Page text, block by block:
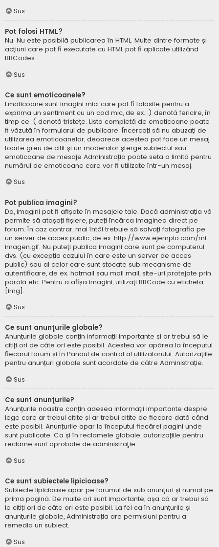
Sus
Pot folosi HTML?
Nu. Nu este posibilă publicarea în HTML. Multe dintre formate și
acțiuni care pot fi executate cu HTML pot fi aplicate utilizând
BBCodes.
Sus
Ce sunt emoticoanele?
Emoticoane sunt imagini mici care pot fi folosite pentru a
exprima un sentiment cu un cod mic, de ex. :) denotă fericire, în
timp ce :( denotă tristețe. Lista completă de emoticoane poate
fi văzută în formularul de publicare. Încercați să nu abuzați de
utilizarea emoticoanelor, deoarece acestea pot face un mesaj
foarte greu de citit și un moderator șterge subiectul sau
emoticoane de mesaje Administrația poate seta o limită pentru
numărul de emoticoane care vor fi utilizate într-un mesaj.
Sus
Pot publica imagini?
Da, imagini pot fi afișate în mesajele tale. Dacă administrația vă
permite să atașați fișiere, puteți încărca imaginea direct pe
forum. În caz contrar, mai întâi trebuie să salvați fotografia pe
un server de acces public, de ex. http://www.ejemplo.com/mi-
imagen.gif. Nu puteți publica imagini care sunt pe computerul
dvs. (cu excepția cazului în care este un server de acces
public) sau al celor care sunt stocate sub mecanisme de
autentificare, de ex. hotmail sau mail mail, site-uri protejate prin
parolă etc. Pentru a afișa imagini, utilizați BBCode cu eticheta
[img].
Sus
Ce sunt anunţurile globale?
Anunțurile globale conțin informații importante și ar trebui să le
citiți ori de câte ori este posibil. Acestea vor apărea la începutul
fiecărui forum și în Panoul de control al utilizatorului. Autorizațiile
pentru anunțuri globale sunt acordate de către Administrație.
Sus
Ce sunt anunţurile?
Anunțurile noastre conțin adesea informații importante despre
lege care ar trebui citite și ar trebui citite de fiecare dată când
este posibil. Anunțurile apar la începutul fiecărei pagini unde
sunt publicate. Ca și în reclamele globale, autorizațiile pentru
reclame sunt aprobate de administraţie.
Sus
Ce sunt subiectele lipicioase?
Subiecte lipicioase apar pe forumul de sub anunţuri și numai pe
prima pagină. De multe ori sunt importante, așa că ar trebui să
le citiți ori de câte ori este posibil. La fel ca în anunțurile și
anunțurile globale, Administrația are permisiuni pentru a
remedia un subiect.
Sus